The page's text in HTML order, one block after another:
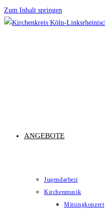
Zum Inhalt springen
ANGEBOTE
Jugendarbeit
Kirchenmusik
Mitsingkonzert